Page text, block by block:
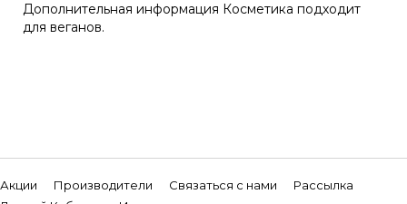
Дополнительная информация Косметика подходит
для веганов.
Акции Производители Связаться с нами
Рассылка